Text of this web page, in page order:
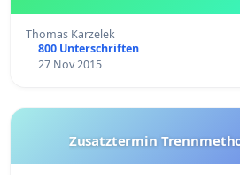
Thomas Karzelek
800 Unterschriften
27 Nov 2015
Zusatztermin